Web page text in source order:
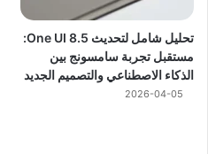
تحليل شامل لتحديث One UI 8.5:
مستقبل تجربة سامسونج بين
الذكاء الاصطناعي والتصميم الجديد
2026-04-05